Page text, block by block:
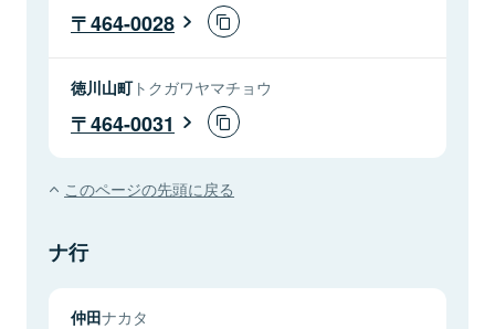
464-0028
徳川山町トクガワヤマチョウ
464-0031
このページの先頭に戻る
ナ行
仲田ナカタ